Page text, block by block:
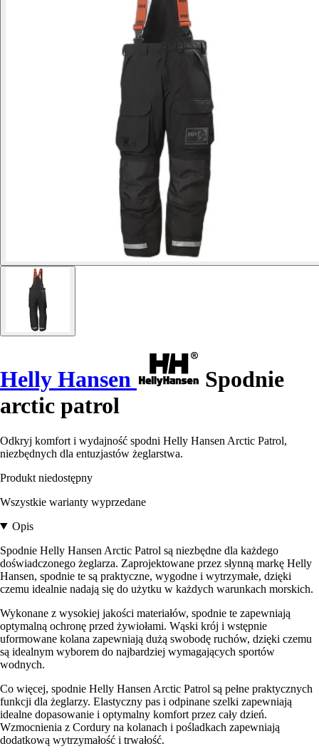
Helly Hansen
Spodnie
arctic patrol
Odkryj komfort i wydajność spodni Helly Hansen Arctic Patrol,
niezbędnych dla entuzjastów żeglarstwa.
Produkt niedostępny
Wszystkie warianty wyprzedane
Opis
Spodnie Helly Hansen Arctic Patrol są niezbędne dla każdego
doświadczonego żeglarza. Zaprojektowane przez słynną markę Helly
Hansen, spodnie te są praktyczne, wygodne i wytrzymałe, dzięki
czemu idealnie nadają się do użytku w każdych warunkach morskich.
Wykonane z wysokiej jakości materiałów, spodnie te zapewniają
optymalną ochronę przed żywiołami. Wąski krój i wstępnie
uformowane kolana zapewniają dużą swobodę ruchów, dzięki czemu
są idealnym wyborem do najbardziej wymagających sportów
wodnych.
Co więcej, spodnie Helly Hansen Arctic Patrol są pełne praktycznych
funkcji dla żeglarzy. Elastyczny pas i odpinane szelki zapewniają
idealne dopasowanie i optymalny komfort przez cały dzień.
Wzmocnienia z Cordury na kolanach i pośladkach zapewniają
dodatkową wytrzymałość i trwałość.